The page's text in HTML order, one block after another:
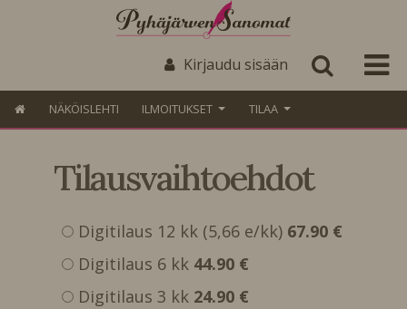
Kirjaudu sisään
NÄKÖISLEHTI ILMOITUKSET TILAA
Tilausvaihtoehdot
Digitilaus 12 kk (5,66 e/kk) 67.90 €
Digitilaus 6 kk 44.90 €
Digitilaus 3 kk 24.90 €